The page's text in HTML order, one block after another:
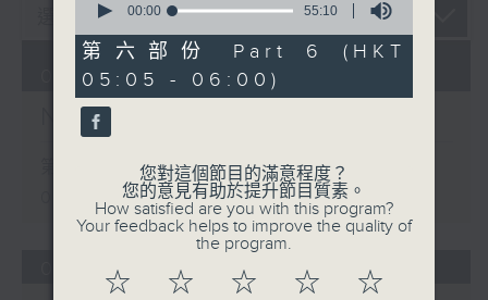
09/08/2026
Night Music 長夜細聽
第一部份 Part 1 (HKT 00:05 -
01:00)
08/08/2026
seconds
55
minutes,
10
seconds
00:00 55:10
第六部份 Part 6 (HKT
05:05 - 06:00)
您對這個節目的滿意程度？
您的意見有助於提升節目質素。
How satisfied are you with this program?
Your feedback helps to improve the quality of
the program.
☆ ☆ ☆ ☆ ☆